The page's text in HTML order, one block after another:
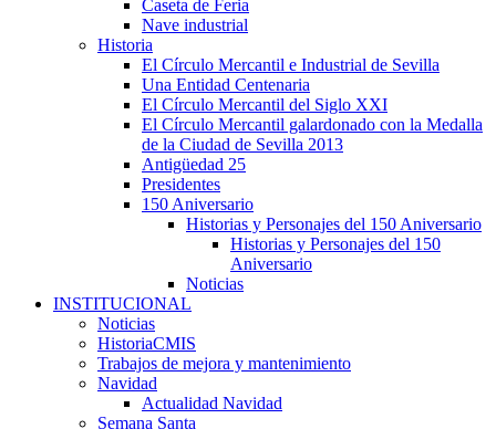
Caseta de Feria
Nave industrial
Historia
El Círculo Mercantil e Industrial de Sevilla
Una Entidad Centenaria
El Círculo Mercantil del Siglo XXI
El Círculo Mercantil galardonado con la Medalla
de la Ciudad de Sevilla 2013
Antigüedad 25
Presidentes
150 Aniversario
Historias y Personajes del 150 Aniversario
Historias y Personajes del 150
Aniversario
Noticias
INSTITUCIONAL
Noticias
HistoriaCMIS
Trabajos de mejora y mantenimiento
Navidad
Actualidad Navidad
Semana Santa